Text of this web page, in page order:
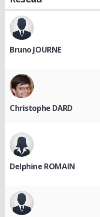
Bruno JOURNE
Christophe DARD
Delphine ROMAIN